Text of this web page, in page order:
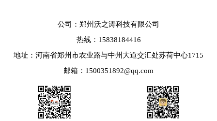
公司：郑州沃之涛科技有限公司
热线：15838184416
地址：河南省郑州市农业路与中州大道交汇处苏荷中心1715
邮箱：1500351892@qq.com